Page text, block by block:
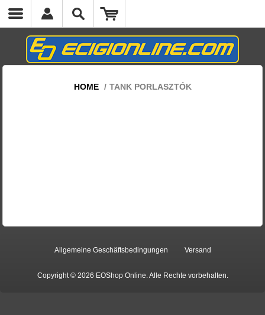
HOME / TANK PORLASZTÓK
Allgemeine Geschäftsbedingungen Versand
Copyright © 2026 EOShop Online. Alle Rechte vorbehalten.